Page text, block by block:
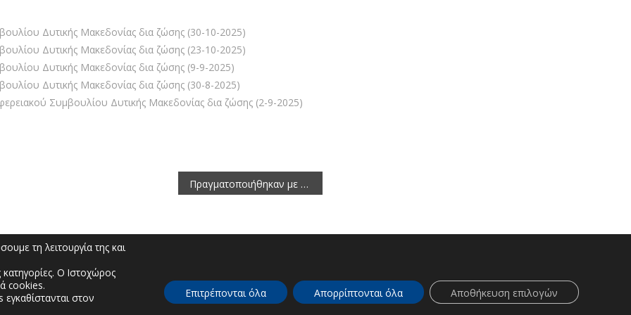
Δυτικής Μακεδονίας δια ζώσης (30-10-2025)
Δυτικής Μακεδονίας δια ζώσης (23-10-2025)
Δυτικής Μακεδονίας δια ζώσης (9-9-2025)
Δυτικής Μακεδονίας δια ζώσης (30-8-2025)
Συμβουλίου Δυτικής Μακεδονίας δια ζώσης (2-9-2025)
Πραγματοποιήθηκαν με επιτυχία τέσσερις ημερίδες με θέμα: “Η ένταξη της Αθλητικής Παιδείας στα Εργαστήρια Δεξιοτήτων”
ΕΠΕΝΔΥΤΕΣ
τη λειτουργία της και
Ο Ιστοχώρος
cookies.
στον
Επιτρέπονται όλα Απορρίπτονται όλα Αποθήκευση επιλογών